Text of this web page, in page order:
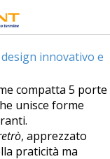
innovativo e
compatta 5 porte
unisce forme
, apprezzato
praticità ma